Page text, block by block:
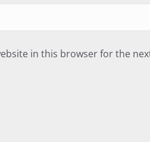
in this browser for the